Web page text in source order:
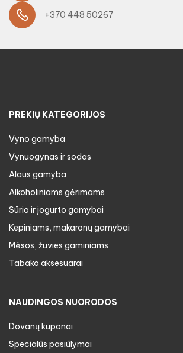
+370 448 50267
PREKIŲ KATEGORIJOS
Vyno gamyba
Vynuogynas ir sodas
Alaus gamyba
Alkoholiniams gėrimams
Sūrio ir jogurto gamybai
Kepiniams, makaronų gamybai
Mėsos, žuvies gaminiams
Tabako aksesuarai
NAUDINGOS NUORODOS
Dovanų kuponai
Specialūs pasiūlymai